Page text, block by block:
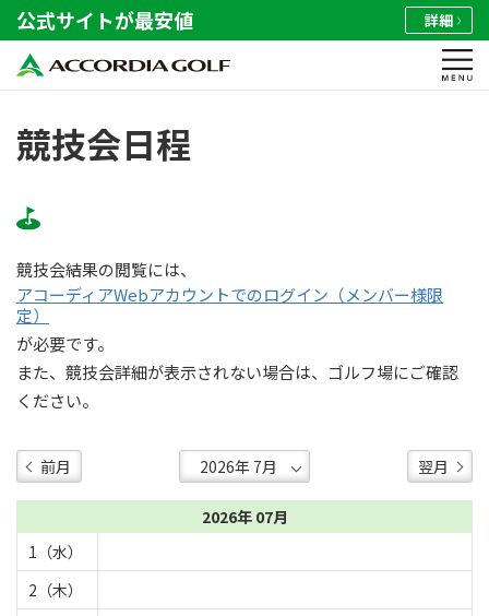
公式サイトが最安値 詳細
競技会日程
競技会結果の閲覧には、
アコーディアWebアカウントでのログイン（メンバー様限
定）
が必要です。
また、競技会詳細が表示されない場合は、ゴルフ場にご確認
ください。
前月 翌月
2026年 07月
1（水）
2（木）